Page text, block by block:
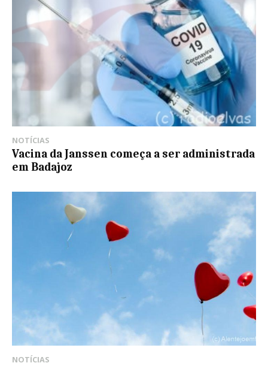
NOTÍCIAS
Vacina da Janssen começa a ser administrada
em Badajoz
NOTÍCIAS